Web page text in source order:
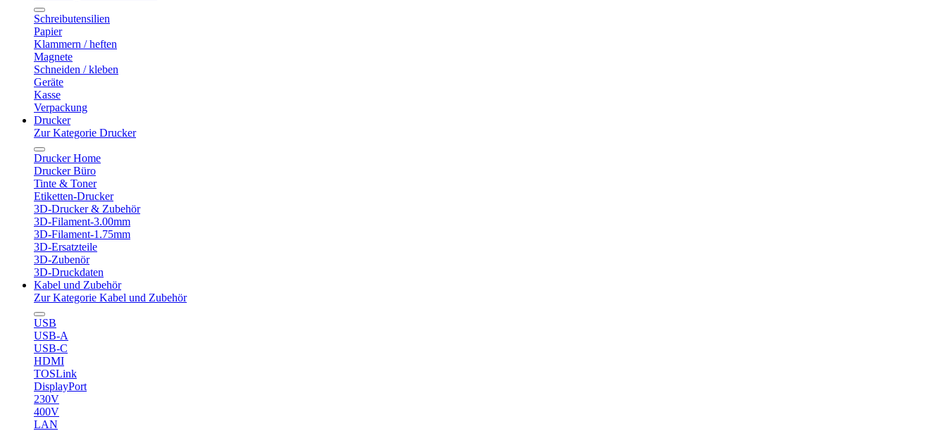
Schreibutensilien
Papier
Klammern / heften
Magnete
Schneiden / kleben
Geräte
Kasse
Verpackung
Drucker
Zur Kategorie Drucker
Drucker Home
Drucker Büro
Tinte & Toner
Etiketten-Drucker
3D-Drucker & Zubehör
3D-Filament-3.00mm
3D-Filament-1.75mm
3D-Ersatzteile
3D-Zubenör
3D-Druckdaten
Kabel und Zubehör
Zur Kategorie Kabel und Zubehör
USB
USB-A
USB-C
HDMI
TOSLink
DisplayPort
230V
400V
LAN